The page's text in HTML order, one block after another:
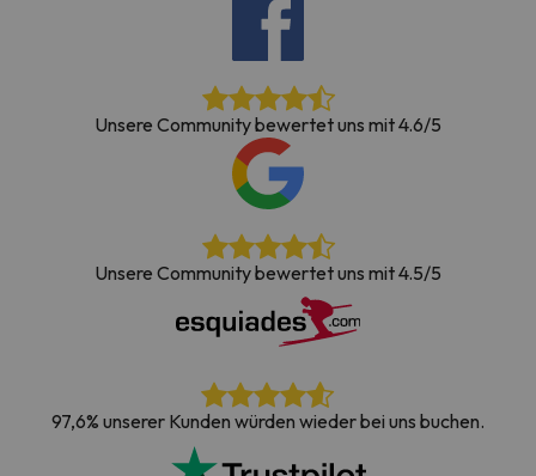
Unsere Community bewertet uns mit 4.6/5
Unsere Community bewertet uns mit 4.5/5
97,6% unserer Kunden würden wieder bei uns buchen.